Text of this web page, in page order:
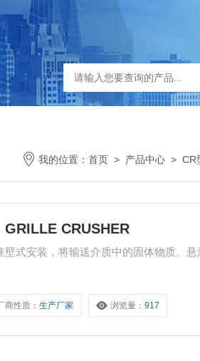
我的位置： 首页 > 产品中心 > CR
CRUSHER
式安装，将输送介质中的固体物质、
商性质：生产厂家 浏览量：917